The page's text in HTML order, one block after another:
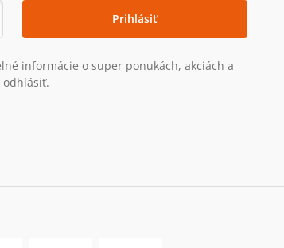
Prihlásiť
informácie o super ponukách, akciách a
odhlásiť.